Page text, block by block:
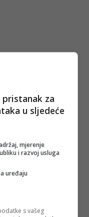
za
u sljedeće
mjerenje
i razvoj usluga
uređaju
s vašeg